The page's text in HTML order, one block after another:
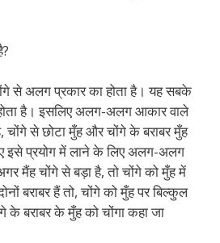
से अलग प्रकार का होता है। यह सबके
है। इसलिए अलग-अलग आकार वाले
चोंगे से छोटा मुँह और चोंगे के बराबर मुँह
इसे प्रयोग में लाने के लिए अलग-अलग
मैंह चोंगे से बड़ा है, तो चोंगे को मुँह में
बराबर हैं तो, चोंगे को मुँह पर बिल्कुल
के बराबर के मुँह को चोंगा कहा जा